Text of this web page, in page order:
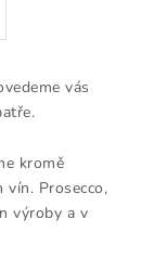
vás
kromě
vín. Prosecco,
výroby a v